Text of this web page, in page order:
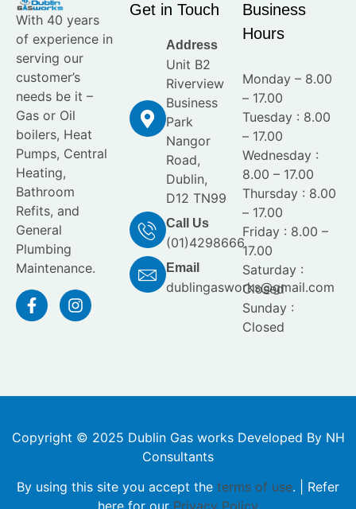
With 40 years
of experience in
serving our
customer’s
needs be it –
Gas or Oil
boilers, Heat
Pumps, Central
Heating,
Bathroom
Refits, and
General
Plumbing
Maintenance.
Get in Touch
Address
Unit B2
Riverview
Business
Park
Nangor
Road,
Dublin,
D12 TN99
Call Us
(01)4298666
Email
dublingasworks@gmail.com
Business
Hours
Monday – 8.00
– 17.00
Tuesday : 8.00
– 17.00
Wednesday :
8.00 – 17.00
Thursday : 8.00
– 17.00
Friday : 8.00 –
17.00
Saturday :
Closed
Sunday :
Closed
Copyright © 2025 Dublin Gas works Developed By NH
Consultants
By using this site you accept the terms of use. | Refer